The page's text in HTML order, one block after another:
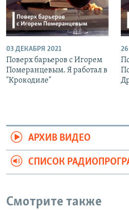
03 ДЕКАБРЯ 2021
Поверх барьеров с Игорем
Померанцевым. Я работал в
"Крокодиле"
АРХИВ ВИДЕО
СПИСОК
Смотрите также